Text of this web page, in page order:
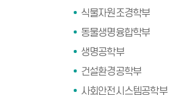
식물자원조경학부
동물생명융합학부
생명공학부
건설환경공학부
사회안전시스템공학부